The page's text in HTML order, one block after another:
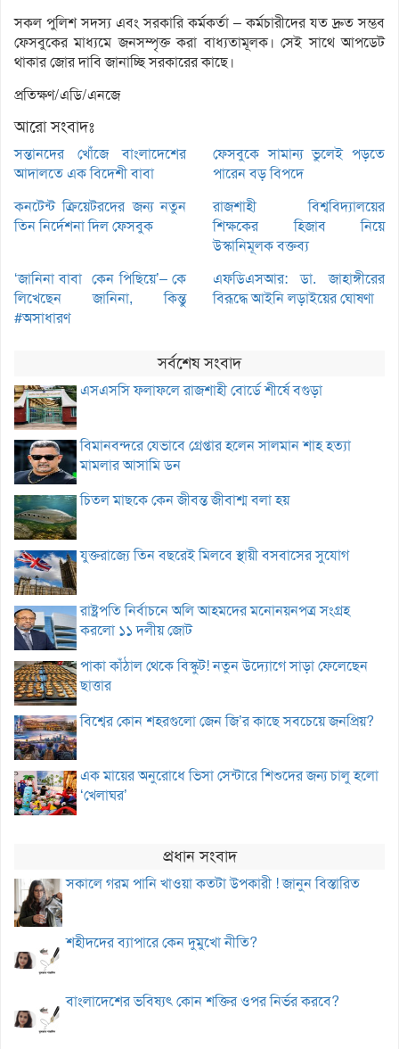
সকল পুলিশ সদস্য এবং সরকারি কর্মকর্তা – কর্মচারীদের যত দ্রুত সম্ভব
ফেসবুকের মাধ্যমে জনসম্পৃক্ত করা বাধ্যতামূলক। সেই সাথে আপডেট
থাকার জোর দাবি জানাচ্ছি সরকারের কাছে।
প্রতিক্ষণ/এডি/এনজে
আরো সংবাদঃ
সন্তানদের খোঁজে বাংলাদেশের
আদালতে এক বিদেশী বাবা
ফেসবুকে সামান্য ভুলেই পড়তে
পারেন বড় বিপদে
কনটেন্ট ক্রিয়েটরদের জন্য নতুন
তিন নির্দেশনা দিল ফেসবুক
রাজশাহী বিশ্ববিদ্যালয়ের
শিক্ষকের হিজাব নিয়ে
উস্কানিমূলক বক্তব্য
‘জানিনা বাবা কেন পিছিয়ে’– কে
লিখেছেন জানিনা, কিন্তু
#অসাধারণ
এফডিএসআর: ডা. জাহাঙ্গীরের
বিরূদ্ধে আইনি লড়াইয়ের ঘোষণা
সর্বশেষ সংবাদ
এসএসসি ফলাফলে রাজশাহী বোর্ডে শীর্ষে বগুড়া
বিমানবন্দরে যেভাবে গ্রেপ্তার হলেন সালমান শাহ হত্যা
মামলার আসামি ডন
চিতল মাছকে কেন জীবন্ত জীবাশ্ম বলা হয়
যুক্তরাজ্যে তিন বছরেই মিলবে স্থায়ী বসবাসের সুযোগ
রাষ্ট্রপতি নির্বাচনে অলি আহমদের মনোনয়নপত্র সংগ্রহ
করলো ১১ দলীয় জোট
পাকা কাঁঠাল থেকে বিস্কুট! নতুন উদ্যোগে সাড়া ফেলেছেন
ছাত্তার
বিশ্বের কোন শহরগুলো জেন জি’র কাছে সবচেয়ে জনপ্রিয়?
এক মায়ের অনুরোধে ভিসা সেন্টারে শিশুদের জন্য চালু হলো
‘খেলাঘর’
প্রধান সংবাদ
সকালে গরম পানি খাওয়া কতটা উপকারী ! জানুন বিস্তারিত
শহীদদের ব্যাপারে কেন দুমুখো নীতি?
বাংলাদেশের ভবিষ্যৎ কোন শক্তির ওপর নির্ভর করবে?